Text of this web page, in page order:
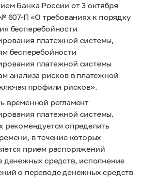
Банка России от 3 октября
607-П «О требованиях к порядку
бесперебойности
платежной системы,
бесперебойности
платежной системы
анализа рисков в платежной
профили рисков».
временной регламент
платежной системы.
рекомендуется определить
в течение которых
прием распоряжений
денежных средств, исполнение
о переводе денежных средств